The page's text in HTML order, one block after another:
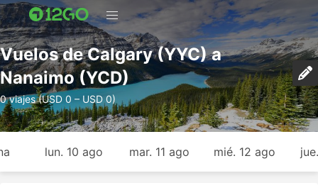
Vuelos de Calgary (YYC) a
Nanaimo (YCD)
0 viajes (USD 0 – USD 0)
lun. 10 ago mar. 11 ago mié. 12 ago